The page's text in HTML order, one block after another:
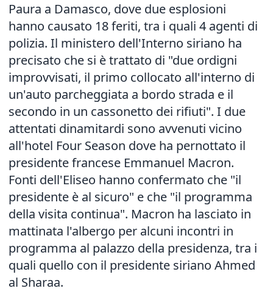
Paura a Damasco, dove due esplosioni
hanno causato 18 feriti, tra i quali 4 agenti di
polizia. Il ministero dell'Interno siriano ha
precisato che si è trattato di "due ordigni
improvvisati, il primo collocato all'interno di
un'auto parcheggiata a bordo strada e il
secondo in un cassonetto dei rifiuti". I due
attentati dinamitardi sono avvenuti vicino
all'hotel Four Season dove ha pernottato il
presidente francese Emmanuel Macron.
Fonti dell'Eliseo hanno confermato che "il
presidente è al sicuro" e che "il programma
della visita continua". Macron ha lasciato in
mattinata l'albergo per alcuni incontri in
programma al palazzo della presidenza, tra i
quali quello con il presidente siriano Ahmed
al Sharaa.